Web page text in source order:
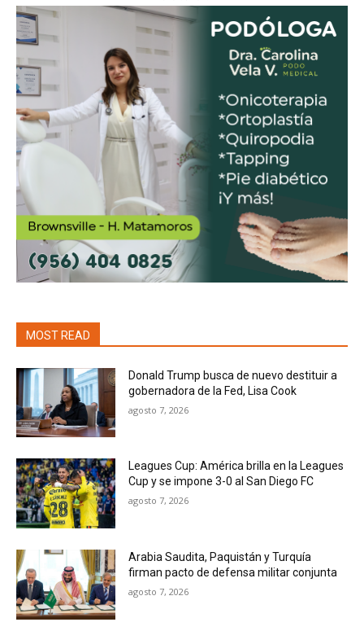
MOST READ
Donald Trump busca de nuevo destituir a
gobernadora de la Fed, Lisa Cook
agosto 7, 2026
Leagues Cup: América brilla en la Leagues
Cup y se impone 3-0 al San Diego FC
agosto 7, 2026
Arabia Saudita, Paquistán y Turquía
firman pacto de defensa militar conjunta
agosto 7, 2026